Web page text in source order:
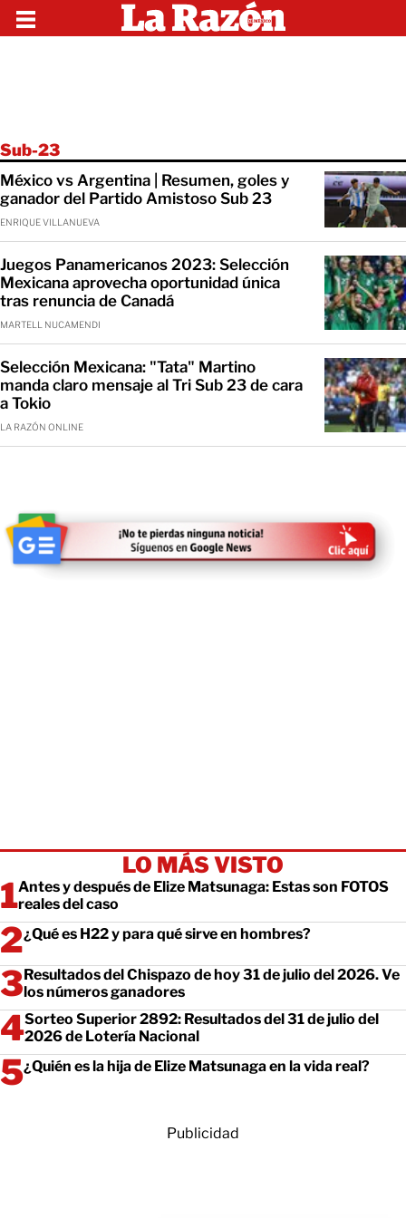
Sub-23
México vs Argentina | Resumen, goles y
ganador del Partido Amistoso Sub 23
ENRIQUE VILLANUEVA
Juegos Panamericanos 2023: Selección
Mexicana aprovecha oportunidad única
tras renuncia de Canadá
MARTELL NUCAMENDI
Selección Mexicana: "Tata" Martino
manda claro mensaje al Tri Sub 23 de cara
a Tokio
LA RAZÓN ONLINE
LO MÁS VISTO
Antes y después de Elize Matsunaga: Estas son FOTOS
reales del caso
¿Qué es H22 y para qué sirve en hombres?
Resultados del Chispazo de hoy 31 de julio del 2026. Ve
los números ganadores
Sorteo Superior 2892: Resultados del 31 de julio del
2026 de Lotería Nacional
¿Quién es la hija de Elize Matsunaga en la vida real?
Publicidad